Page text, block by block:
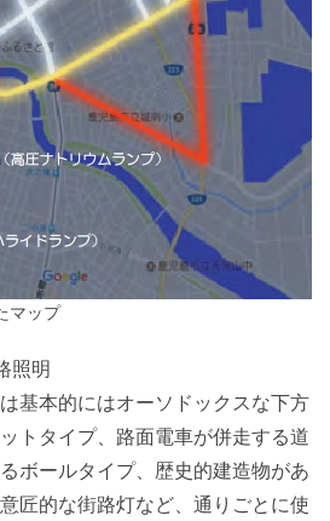
マップ
照明
基本的にはオーソドックスな下方
トタイプ、路面電車が併走する道
ボールタイプ、歴史的建造物があ
匠的な街路灯など、通りごとに使